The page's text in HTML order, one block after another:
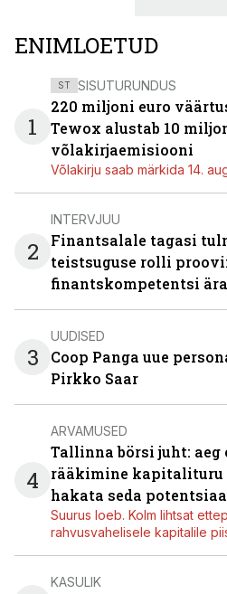
ENIMLOETUD
1
ST SISUTURUNDUS
220 miljoni euro
Tewox alustab 10
võlakirjaemisiooni
Võlakirju saab märkida 14.
2
INTERVJUU
Finantsalale tagasi
teistsuguse rolli
finantskompetentsi ära
3
UUDISED
Coop Panga uue
Pirkko Saar
4
ARVAMUSED
Tallinna börsi juht: aeg
rääkimine kapitalituru
hakata seda
Suurus loeb. Kolm lihtsat
rahvusvahelisele kapitalile
KASULIK